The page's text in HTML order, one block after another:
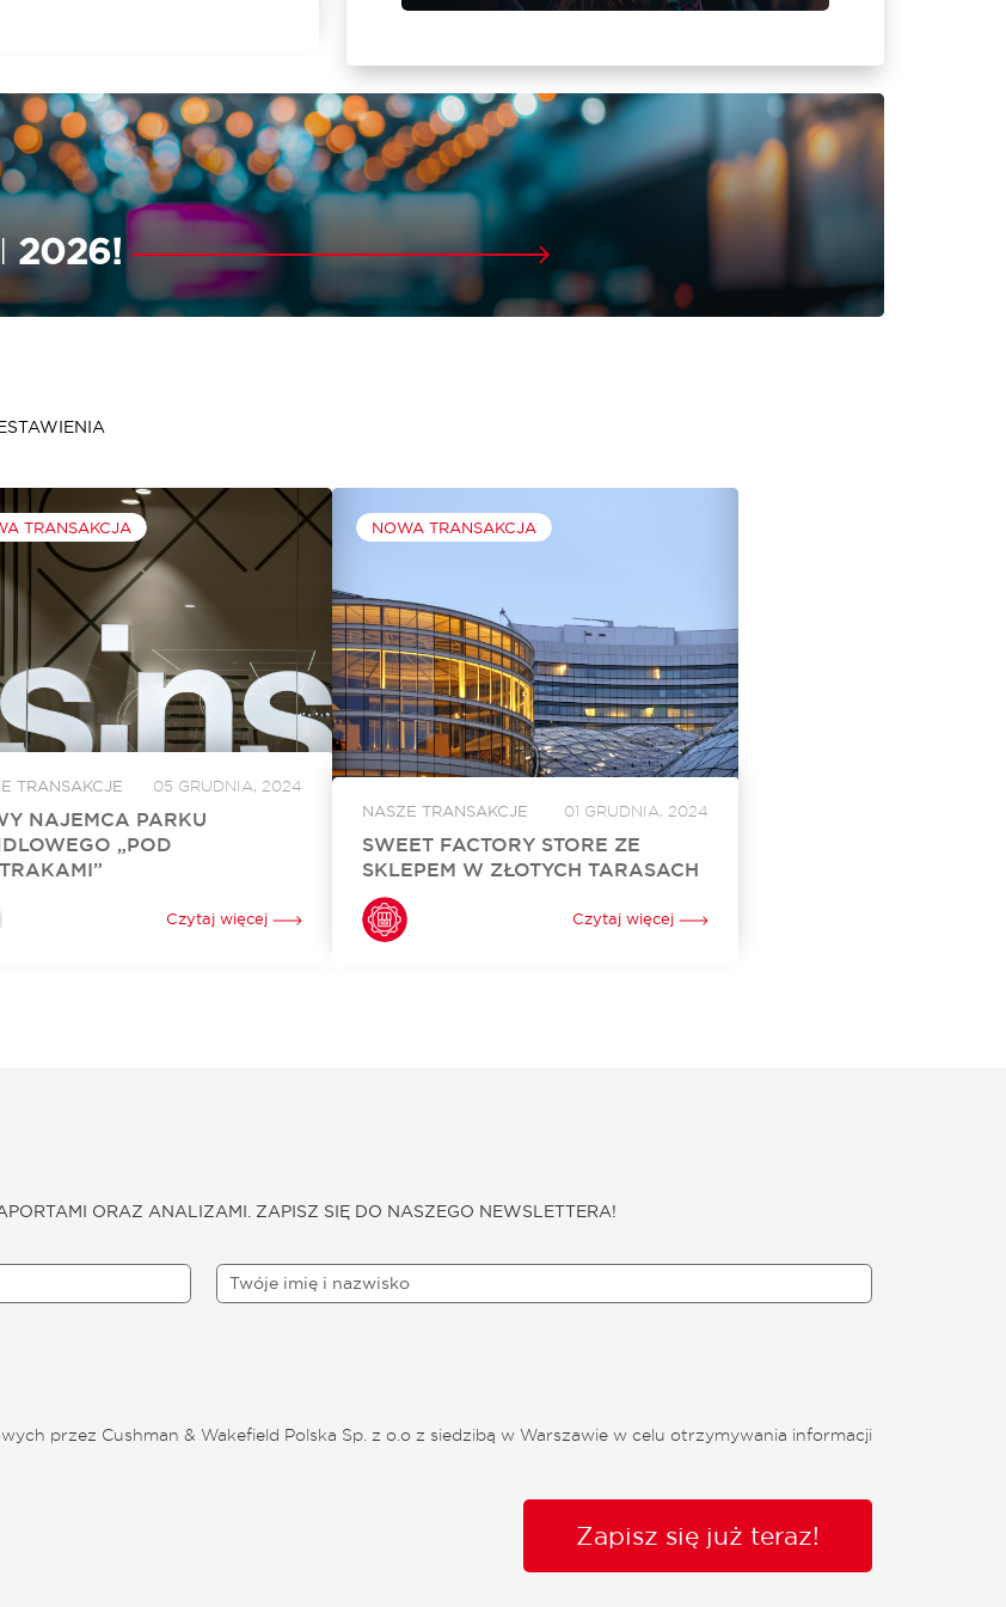
2026!
TRANSAKCJA
TRANSAKCJE 05 GRUDNIA, 2024
NAJEMCA PARKU
„POD
marka z portfolio Grupy LPP, wynajęła
powierzchni w Parku Handlowym
koło Słupska. Otwarcie
Czytaj więcej
NOWA TRANSAKCJA
NASZE TRANSAKCJE 01 GRUDNIA, 2024
SWEET FACTORY STORE ZE
SKLEPEM W ZŁOTYCH TARASACH
Sweet Factory Store otworzył swój sklep w
Złotych Tarasach. To już 24. w Polsce i 3. w
Warszawie stacjonarny punkt sprzedaży tej
Czytaj więcej
ORAZ ANALIZAMI. ZAPISZ SIĘ DO NASZEGO NEWSLETTERA!
przez Cushman & Wakefield Polska Sp. z o.o z siedzibą w Warszawie w celu otrzymywania informacji
Zapisz się już teraz!